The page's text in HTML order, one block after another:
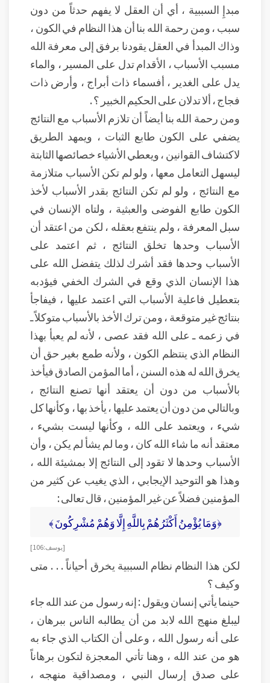
مبدإِ السببية ، أي أن العقل لا يفهم حدثاً من دون
سبب ، ومن رحمة الله بنا أن هذا النظام في الكون ،
وذاك المبدأ في العقل يقودنا برفق إلى معرفة الله
مسبب الأسباب ، الأقدام تدل على المسير ، والماء
يدل على الغدير ، أفسماء ذات أبراج ، وأرض ذات
فجاج ، ألا تدلان على الحكيم الخبير ؟ .
ومن رحمة الله بنا أيضاً أن تلازم الأسباب مع النتائج
يضفي على الكون طابع الثبات ، ويمهد الطريق
لاكتشاف القوانين ، ويعطي الأشياء خصائصها الثابتة
ليسهل التعامل معها ، ولو لم تكن الأسباب متلازمة
مع النتائج ، ولو لم تكن النتائج بقدر الأسباب لأخذ
الكون طابع الفوضى والعبثية ، ولتاه الإنسان في
سبل المعرفة ، ولم ينتفع بعقله ، لكن من اعتقد أن
الأسباب وحدها تخلق النتائج ، ثم اعتمد على
الأسباب وحدها فقد أشرك لذلك يتفضل الله على
هذا الإنسان الذي وقع في الشرك الخفي فيؤدبه
بتعطيل فاعلية الأسباب التي اعتمد عليها ، فيفاجأ
بنتائج غير متوقعة ، ومن ترك الأخذ بالأسباب متوكلاً ـ
في زعمه ـ على الله فقد عصى ، لأنه لم يعبأ بهذا
النظام الذي ينتظم الكون ، ولأنه طمع بغير حق أن
يخرق الله له هذه السنن ، أما المؤمن الصادق فيأخذ
بالأسباب من دون أن يعتقد أنها تصنع النتائج ،
وبالتالي من دون أن يعتمد عليها ، يأخذ بها ، وكأنها كل
شيء ، ويعتمد على الله ، وكأنها ليست بشيء ،
معتقد أنه ما شاء الله كان ، وما لم يشأ لم يكن ، وأن
الأسباب وحدها لا تقود إلى النتائج إلا بمشيئة الله ،
وهذا هو التوحيد الإيجابي ، الذي يغيب عن كثير من
المؤمنين فضلاً عن غير المؤمنين ، قال تعالى :
﴿وَمَا يُؤْمِنُ أَكْثَرُهُمْ بِاللَّهِ إِلَّا وَهُمْ مُشْرِكُونَ ﴾
[ يوسف : 106 ]
لكن هذا النظام نظام السببية يخرق أحياناً . . . متى
وكيف ؟
حينما يأتي إنسان ويقول : إنه رسول من عند الله جاء
ليبلغ منهج الله لابد من أن يطالبه الناس ببرهان ،
على أنه رسول الله ، وعلى أن الكتاب الذي جاء به
هو من عند الله ، وهنا تأتي المعجزة لتكون برهاناً
على صدق إرسال النبي ، ومصداقية منهجه ،